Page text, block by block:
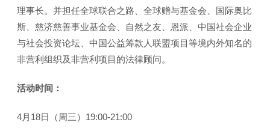
理事长。并担任全球联合之路、全球赠与基金会、国际奥比
斯、慈济慈善事业基金会、自然之友、恩派、中国社会企业
与社会投资论坛、中国公益筹款人联盟项目等境内外知名的
非营利组织及非营利项目的法律顾问。
活动时间：
4月18日（周三）19:00-21:00